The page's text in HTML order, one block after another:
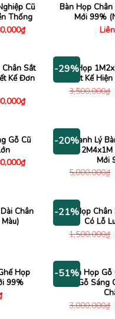
Cũ
Thống
₫Giá
hiện
3,480,000₫.
Bàn Họp
Mới 99%
Sắt
Kế Đơn
₫Giá
hiện
1,480,000₫.
-29%
Bàn Họp
Thiết Kế
3,500,000₫
Gỗ Cũ
₫Giá
hiện
-20%Thanh Lý
Oval
Mới
5,000,000₫
Chân
-21%
Bàn Họp Chân
Có Lỗ
1,500,000₫
Họp
99%
-51%Bàn Họp Gỗ
Màu Gỗ
3,000,000₫